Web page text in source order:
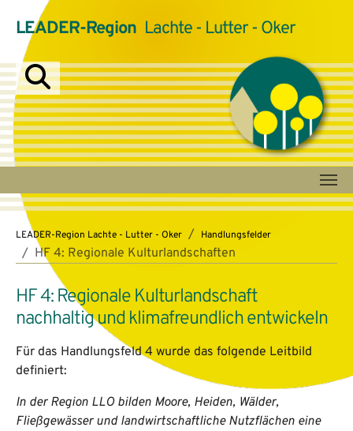
LEADER-Region Lachte - Lutter - Oker
Sie sind hier:
LEADER-Region Lachte - Lutter - Oker Handlungsfelder
HF 4: Regionale Kulturlandschaften
HF 4: Regionale Kulturlandschaft
nachhaltig und klimafreundlich entwickeln
Für das Handlungsfeld 4 wurde das folgende Leitbild
definiert:
In der Region LLO bilden Moore, Heiden, Wälder,
Fließgewässer und landwirtschaftliche Nutzflächen eine